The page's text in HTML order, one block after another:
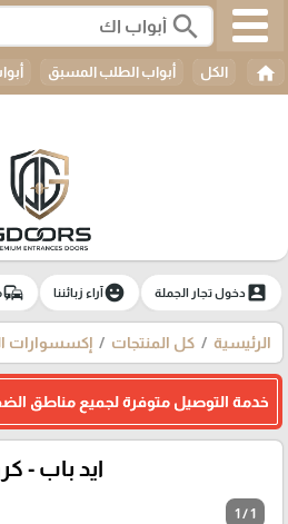
search
home الكل أبواب الطلب المسبق
account_boxدخول تجار الجملة emoji_emotionsآراء زبائننا commute
الرئيسية كل المنتجات إكسسوارات
خدمة التوصيل متوفرة لجميع مناطق
ايد باب -
1 / 1